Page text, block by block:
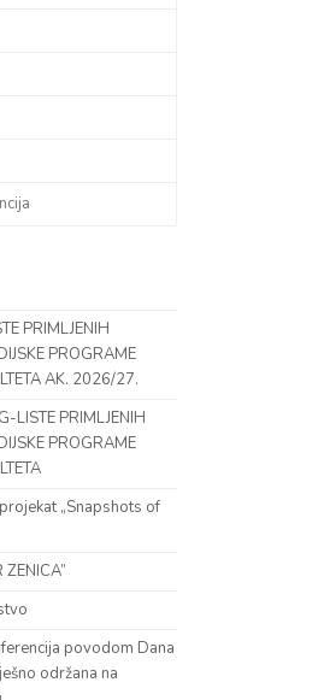
PRIMLJENIH
PROGRAME
AK. 2026/27.
LISTE PRIMLJENIH
PROGRAME
„Snapshots of
ZENICA”
povodom Dana
održana na